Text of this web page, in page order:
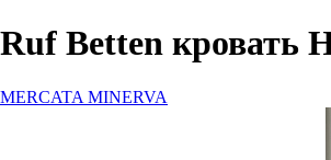
Ruf Betten кровать
MERCATA MINERVA